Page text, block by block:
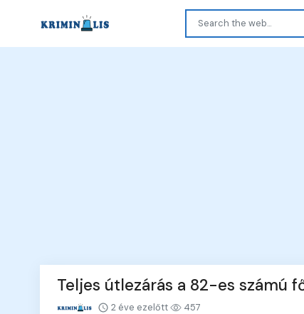
Teljes útlezárás a 82-es számú
2 éve ezelőtt 457